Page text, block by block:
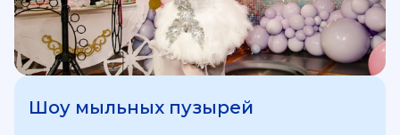
Шоу мыльных пузырей